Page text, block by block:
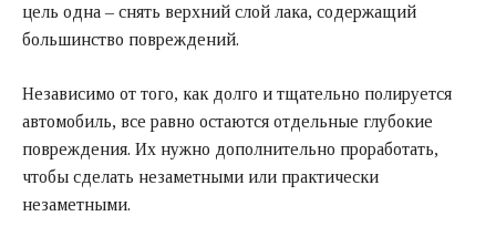
цель одна – снять верхний слой лака, содержащий
большинство повреждений.
Независимо от того, как долго и тщательно полируется
автомобиль, все равно остаются отдельные глубокие
повреждения. Их нужно дополнительно проработать,
чтобы сделать незаметными или практически
незаметными.